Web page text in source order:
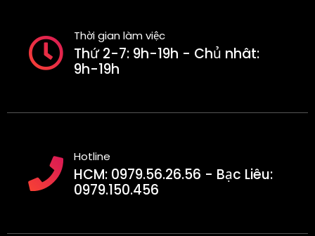
Thời gian làm việc
Thứ 2-7: 9h-19h - Chủ nhât:
9h-19h
Hotline
HCM: 0979.56.26.56 - Bạc Liêu:
0979.150.456